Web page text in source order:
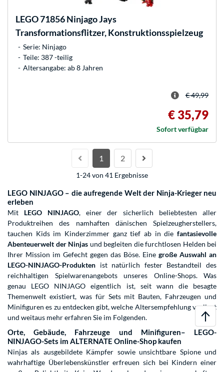
LEGO71856 Ninjago Jays
Transformationsflitzer, Konstruktionsspielzeug
Serie: Ninjago
Teile: 387 -teilig
Altersangabe: ab 8 Jahren
€ 49,99
€ 35,79
Sofort verfügbar
1 2
1-24 von 41 Ergebnisse
LEGO NINJAGO – die aufregende Welt der Ninja-Krieger neu
erleben
Mit LEGO NINJAGO, einer der sicherlich beliebtesten aller
Produktreihen des namhaften dänischen Spielzeugherstellers,
tauchen Kids im Kinderzimmer ganz tief ab in die fantasievolle
Abenteuerwelt der Ninjas und begleiten die furchtlosen Helden bei
Ihrer Mission im Gefecht gegen das Böse. Eine große Auswahl an
LEGO-NINJAGO-Produkten ist natürlich fester Bestandteil des
reichhaltigen Spielwarenangebots unseres Online-Shops. Was
genau LEGO NINJAGO eigentlich ist, seit wann die besagte
Themenwelt existiert, was für Sets mit Bauten, Fahrzeugen und
Minifiguren es zu entdecken gibt, welche Altersempfehlung vorliegt
und weitaus mehr erfahren Sie im Folgenden.
Orte, Gebäude, Fahrzeuge und Minifiguren– LEGO-
NINJAGO-Sets im ALTERNATE Online-Shop kaufen
Ninjas als ausgebildete Kämpfer sowie unsichtbare Spione und
wahrhaftige Überlebenskünstler erfreuen sich bei Kindern einer